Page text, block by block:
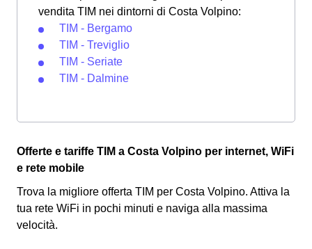
vendita TIM nei dintorni di Costa Volpino:
TIM - Bergamo
TIM - Treviglio
TIM - Seriate
TIM - Dalmine
Offerte e tariffe TIM a Costa Volpino per internet, WiFi
e rete mobile
Trova la migliore offerta TIM per Costa Volpino. Attiva la
tua rete WiFi in pochi minuti e naviga alla massima
velocità.